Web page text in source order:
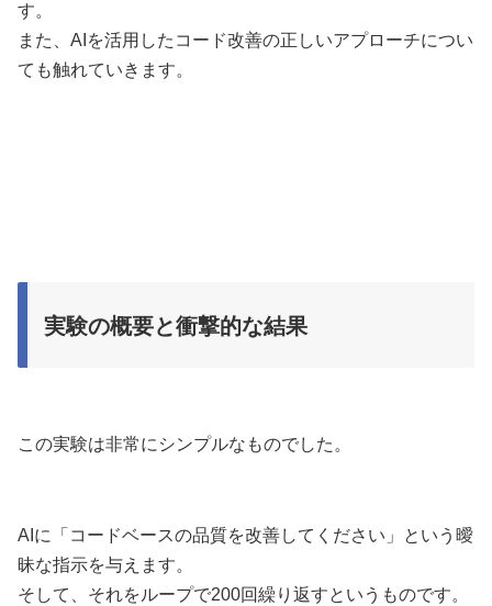
す。
また、AIを活用したコード改善の正しいアプローチについ
ても触れていきます。
実験の概要と衝撃的な結果
この実験は非常にシンプルなものでした。
AIに「コードベースの品質を改善してください」という曖
昧な指示を与えます。
そして、それをループで200回繰り返すというものです。